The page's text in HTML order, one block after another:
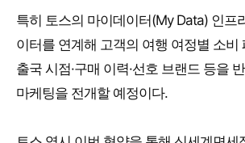
특히 토스의 마이데이터(My Data) 인프
이터를 연계해 고객의 여행 여정별 소비
출국 시점·구매 이력·선호 브랜드 등을
마케팅을 전개할 예정이다.